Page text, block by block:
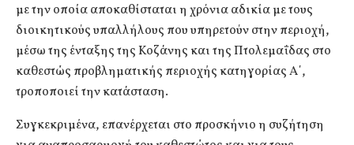
με την οποία αποκαθίσταται η χρόνια αδικία με τους
διοικητικούς υπαλλήλους που υπηρετούν στην περιοχή,
μέσω της ένταξης της Κοζάνης και της Πτολεμαΐδας στο
καθεστώς προβληματικής περιοχής κατηγορίας Α΄,
τροποποιεί την κατάσταση.
Συγκεκριμένα, επανέρχεται στο προσκήνιο η συζήτηση